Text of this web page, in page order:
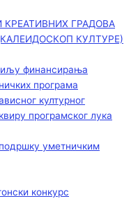
ГРАДОВА
КУЛТУРЕ)
финансирања
програма
културног
програмског лука
уметничким
конкурс